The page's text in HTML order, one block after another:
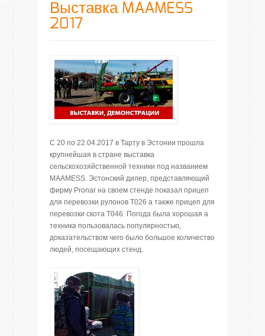
Выставка MAAMESS
2017
C 20 по 22.04.2017 в Тарту в Эстонии прошла
крупнейшая в стране выставка
сельскохозяйственной техники под названием
MAAMESS. Эстонский дилер, представляющий
фирму Pronar на своем стенде показал прицеп
для перевозки рулонов T026 а также прицеп для
перевозки скота T046. Погода была хорошая а
техника пользовалась популярностью,
доказательством чего было большое количество
людей, посещающих стенд.